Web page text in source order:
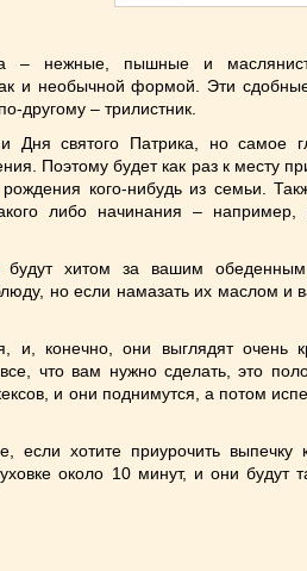
– нежные, пышные и
и необычной формой. Эти
другому – трилистник.
Дня святого Патрика, но самое
Поэтому будет как раз к месту
кого-нибудь из семьи.
либо начинания – например,
будут хитом за вашим обеденным
но если намазать их маслом и
и, конечно, они выглядят очень
что вам нужно сделать, это
и они поднимутся, а потом
если хотите приурочить выпечку
около 10 минут, и они будут